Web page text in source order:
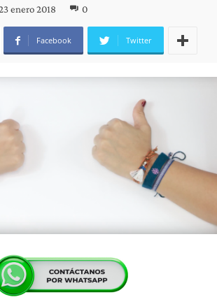
enero 2018 0
Facebook Twitter